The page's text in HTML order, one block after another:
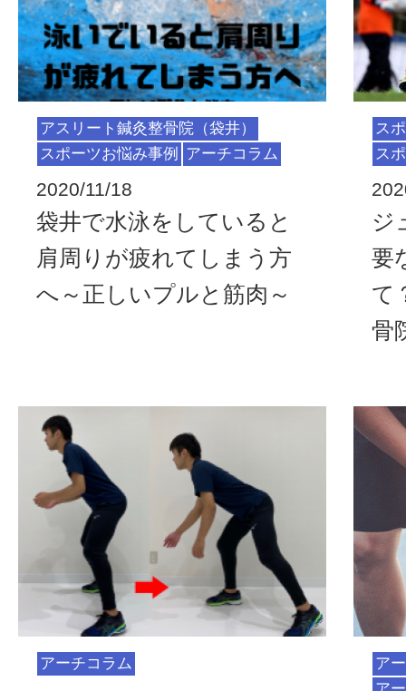
アスリート鍼灸整骨院（袋井）
スポーツお悩み事例
アーチコラム
2020/11/18
袋井で水泳をしていると
肩周りが疲れてしまう方
へ～正しいプルと筋肉～
ス
ス
ジ
要
て
骨
アーチコラム
ア